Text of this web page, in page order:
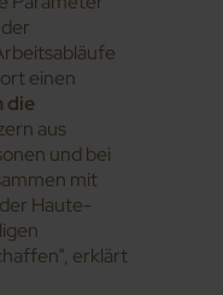
einen
die
aus
und bei
mit
Haute-
erklärt